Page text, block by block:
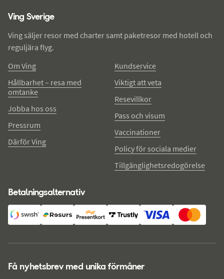
Ving Sverige
Ving säljer resor med charter samt paketresor med hotell och
reguljära flyg.
Om Ving
Hållbarhet – resa med
omtanke
Jobba hos oss
Pressrum
Därför Ving
Kundservice
Viktigt att veta
Resevillkor
Pass och visum
Vaccinationer
Policy för sociala medier
Tillgänglighetsredogörelse
Betalningsalternativ
Få nyhetsbrev med unika förmåner